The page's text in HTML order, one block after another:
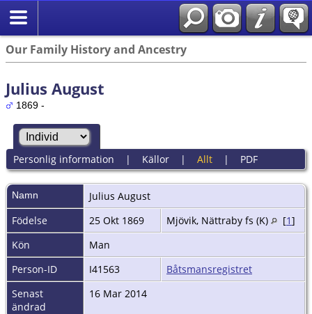
Our Family History and Ancestry
Julius August
1869 -
Personlig information | Källor| Allt| PDF
Namn
Julius August
Födelse
25 Okt 1869 Mjövik, Nättraby fs (K) [1]
Kön
Man
Person-ID
I41563
Båtsmansregistret
Senast
ändrad
16 Mar 2014